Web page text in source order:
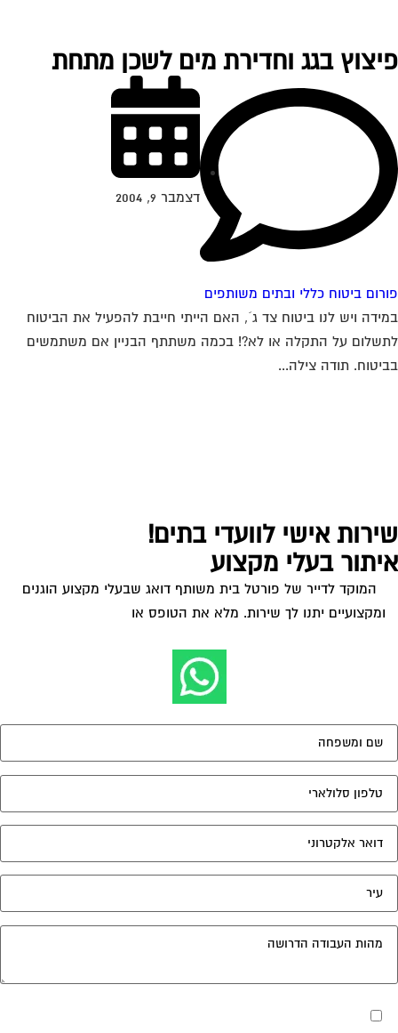
בגג וחדירת מים לשכן מתחת
ביטוח כללי ובתים משותפים
דצמבר 9, 2004
ויש לנו ביטוח צד ג´, האם הייתי חייבת להפעיל את הביטוח
על התקלה או לא?! בכמה משתתף הבניין אם משתמשים
תודה צילה...
אישי לוועדי בתים!
בעלי מקצוע
המוקד לדייר של פורטל בית משותף דואג שבעלי מקצוע הוגנים
ומקצועיים יתנו לך שירות. מלא את הטופס אולחץ לשליחת הודעת
מאשר את תנאי הפרטיות